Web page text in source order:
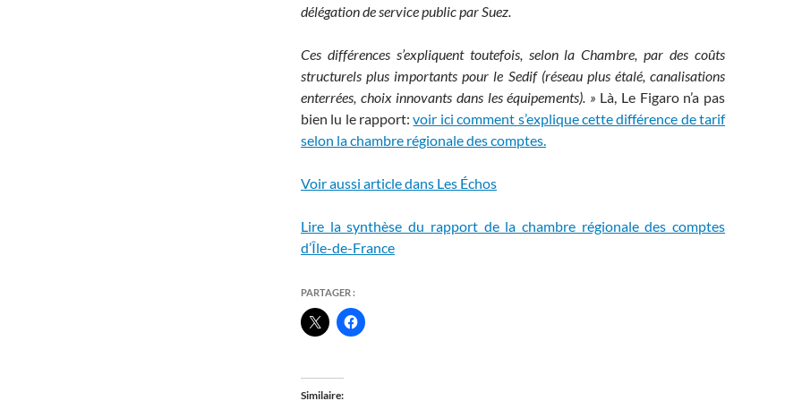
délégation de service public par Suez.
Ces différences s’expliquent toutefois, selon la Chambre, par des coûts
structurels plus importants pour le Sedif (réseau plus étalé, canalisations
enterrées, choix innovants dans les équipements). » Là, Le Figaro n’a pas
bien lu le rapport:voir ici comment s’explique cette différence de tarif
selon la chambre régionale des comptes.
Voir aussi article dans Les Échos
Lire la synthèse du rapport de la chambre régionale des comptes
d’Île-de-France
PARTAGER :
Similaire